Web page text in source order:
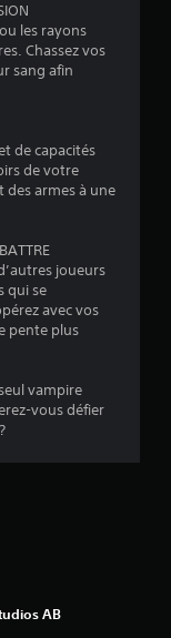
les rayons
Chassez vos
sang afin
de capacités
de votre
armes à une
joueurs
qui se
avec vos
pente plus
vampire
vous défier
AB